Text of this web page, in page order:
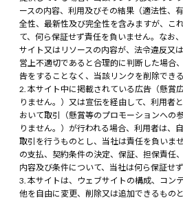
ースの内容、利用及びその結果（適法性、
全性、最新性及び完全性を含みますが、こ
て、何ら保証せず責任を負いません。なお
サイト又はリソースの内容が、法令違反又
営上不適切であると合理的に判断した場合
告をすることなく、当該リンクを削除でき
本サイト中に掲載されている広告（懸賞
りません。）又は宣伝を経由して、利用者
おいて取引（懸賞等のプロモーションへの
りません。）が行われる場合、利用者は、
取引を行うものとし、当社は責任を負いま
の支払、契約条件の決定、保証、担保責任
内容及び条件について、当社は何ら保証せ
本サイトは、ウェブサイトの構成、コン
他を自由に変更、削除又は追加できるもの